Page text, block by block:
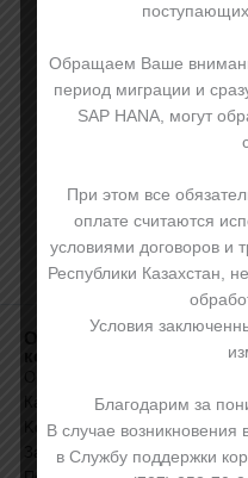
Карьера в
Kcell
Закупки
Клиентам
Популярные
вопросы
Инвесторам
Обращаем Ваше
период миграции и
SAP HANA, могут
При этом все
оплате считаются
условиями договоров и
Республики Казахстан,
Условия
Благодарим за
В случае возникновения
в Службу поддержки